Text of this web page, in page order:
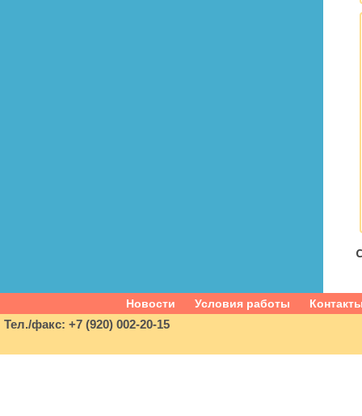
Новости Условия работы
Тел./факс: +7 (920) 002-20-15